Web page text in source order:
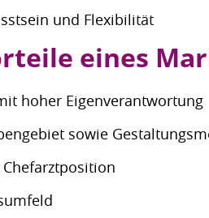
und Flexibilität
eines
hoher Eigenverantwortung
sowie